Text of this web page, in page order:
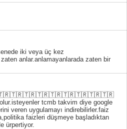
iki veya üç kez
zaten anlar.anlamayanlarada zaten bir
tcmb takvim diye google
veren uygulamayı indirebilirler.faiz
faizleri düşmeye başladıktan
ürpertiyor.